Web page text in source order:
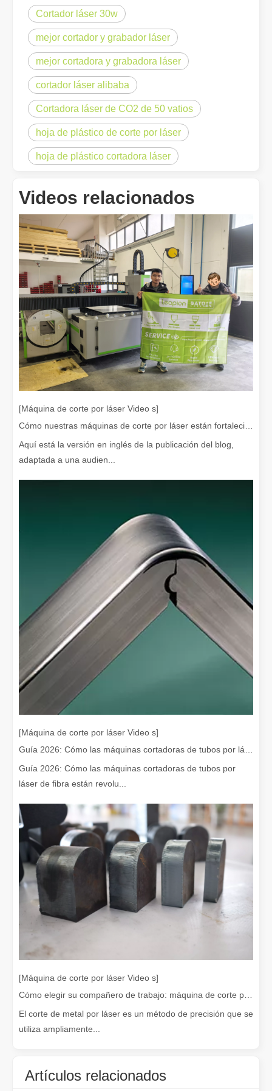
¿Es una buena elección? ¿Qué tan fuerte es la soldadura láser?
La soldadura láser ha revolucionado la fabricación moderna
¿Qué es el corte por láser? La ciencia de la rebanada
¿Qué es el corte por láser? La ciencia del corte En esencia, el
Eliminación de pintura con láser, debe elegir la mejor forma de eliminar la pintura
En el campo del tratamiento y restauración de superficies, la
En la fabricación y la ingeniería modernas, la precisión y la
Cortador láser 30w
mejor cortador y grabador láser
mejor cortadora y grabadora láser
cortador láser alibaba
Cortadora láser de CO2 de 50 vatios
hoja de plástico de corte por láser
hoja de plástico cortadora láser
Videos relacionados
[Máquina de corte por láser Video s]
Aquí está la versión en inglés de la publicación del blog,
adaptada a una audien...
[Máquina de corte por láser Video s]
Guía 2026: Cómo las máquinas cortadoras de tubos por
láser de fibra están revolu...
[Máquina de corte por láser Video s]
El corte de metal por láser es un método de precisión que se
utiliza ampliamente...
Artículos relacionados